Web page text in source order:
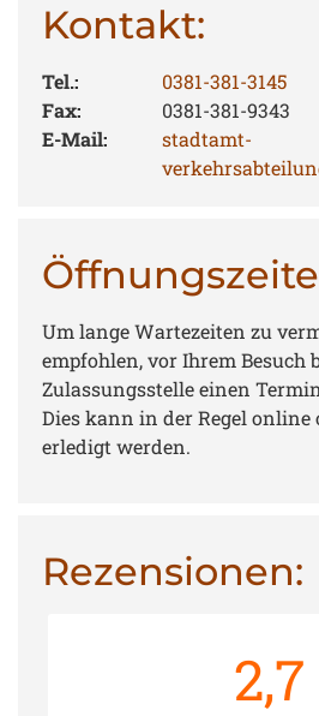
Kontakt:
Tel.:
0381-381-3145
Fax:
0381-381-9343
E-Mail:
stadtamt-
Um lange Wartezeiten zu
empfohlen, vor Ihrem Besuch
Zulassungsstelle einen
Dies kann in der Regel online
erledigt werden.
Rezensionen:
2,7